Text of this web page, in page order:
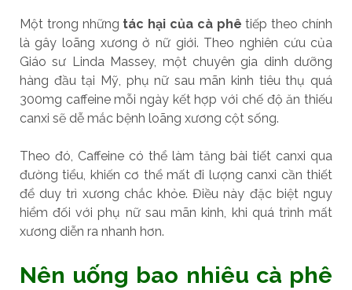
Một trong những tác hại của cà phê tiếp theo chính
là gây loãng xương ở nữ giới. Theo nghiên cứu của
Giáo sư Linda Massey, một chuyên gia dinh dưỡng
hàng đầu tại Mỹ, phụ nữ sau mãn kinh tiêu thụ quá
300mg caffeine mỗi ngày kết hợp với chế độ ăn thiếu
canxi sẽ dễ mắc bệnh loãng xương cột sống.
Theo đó, Caffeine có thể làm tăng bài tiết canxi qua
đường tiểu, khiến cơ thể mất đi lượng canxi cần thiết
để duy trì xương chắc khỏe. Điều này đặc biệt nguy
hiểm đối với phụ nữ sau mãn kinh, khi quá trình mất
xương diễn ra nhanh hơn.
Nên uống bao nhiêu cà phê